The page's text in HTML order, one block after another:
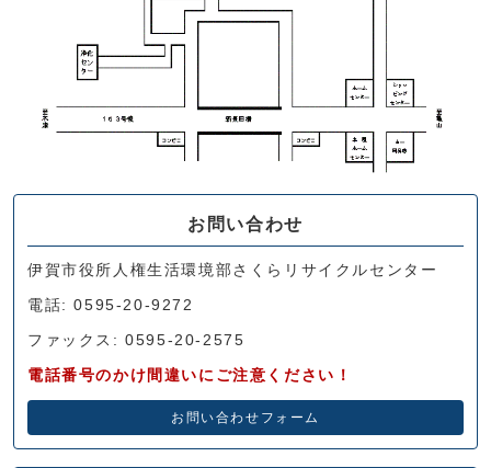
お問い合わせ
伊賀市役所人権生活環境部さくらリサイクルセンター
電話: 0595-20-9272
ファックス: 0595-20-2575
電話番号のかけ間違いにご注意ください！
お問い合わせフォーム